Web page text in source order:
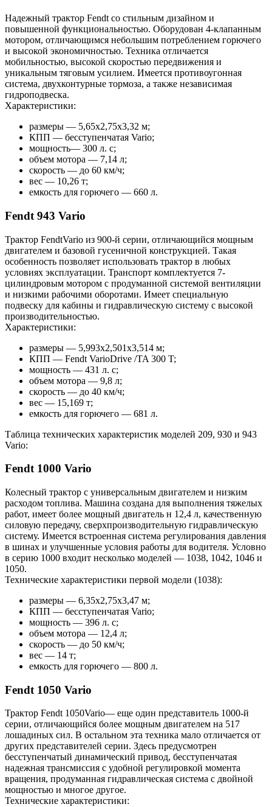
Надежный трактор Fendt со стильным дизайном и
повышенной функциональностью. Оборудован 4-клапанным
мотором, отличающимся небольшим потреблением горючего
и высокой экономичностью. Техника отличается
мобильностью, высокой скоростью передвижения и
уникальным тяговым усилием. Имеется противоугонная
система, двухконтурные тормоза, а также независимая
гидроподвеска.
Характеристики:
размеры — 5,65х2,75х3,32 м;
КПП — бесступенчатая Vario;
мощность— 300 л. с;
объем мотора — 7,14 л;
скорость — до 60 км/ч;
вес — 10,26 т;
емкость для горючего — 660 л.
Fendt 943 Vario
Трактор FendtVario из 900-й серии, отличающийся мощным
двигателем и базовой гусеничной конструкцией. Такая
особенность позволяет использовать трактор в любых
условиях эксплуатации. Транспорт комплектуется 7-
цилиндровым мотором с продуманной системой вентиляции
и низкими рабочими оборотами. Имеет специальную
подвеску для кабины и гидравлическую систему с высокой
производительностью.
Характеристики:
размеры — 5,993х2,501х3,514 м;
КПП — Fendt VarioDrive /TA 300 T;
мощность — 431 л. с;
объем мотора — 9,8 л;
скорость — до 40 км/ч;
вес — 15,169 т;
емкость для горючего — 681 л.
Таблица технических характеристик моделей 209, 930 и 943
Vario:
Fendt 1000 Vario
Колесный трактор с универсальным двигателем и низким
расходом топлива. Машина создана для выполнения тяжелых
работ, имеет более мощный двигатель н 12,4 л, качественную
силовую передачу, сверхпроизводительную гидравлическую
систему. Имеется встроенная система регулирования давления
в шинах и улучшенные условия работы для водителя. Условно
в серию 1000 входит несколько моделей — 1038, 1042, 1046 и
1050.
Технические характеристики первой модели (1038):
размеры — 6,35х2,75х3,47 м;
КПП — бесступенчатая Vario;
мощность — 396 л. с;
объем мотора — 12,4 л;
скорость — до 50 км/ч;
вес — 14 т;
емкость для горючего — 800 л.
Fendt 1050 Vario
Трактор Fendt 1050Vario— еще один представитель 1000-й
серии, отличающийся более мощным двигателем на 517
лошадиных сил. В остальном эта техника мало отличается от
других представителей серии. Здесь предусмотрен
бесступенчатый динамический привод, бесступенчатая
надежная трансмиссия с удобной регулировкой момента
вращения, продуманная гидравлическая система с двойной
мощностью и многое другое.
Технические характеристики: